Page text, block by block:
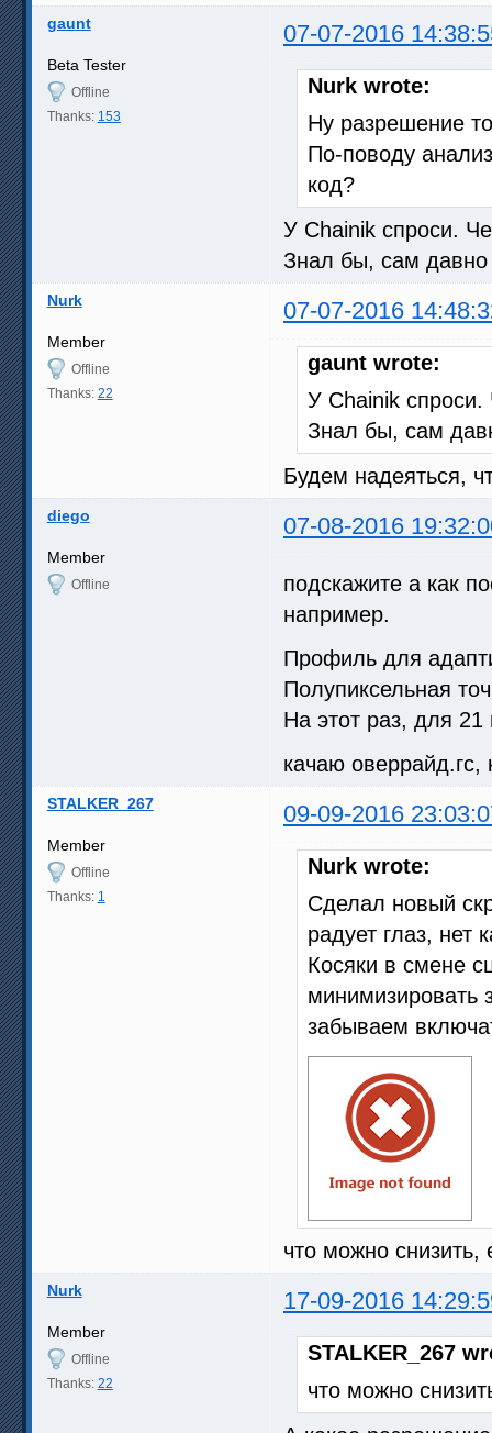
gaunt 07-07-2016
Beta Tester
Offline
Thanks: 153
Nurk wrote:
Ну разрешение
По-поводу
код?
У Chainik спроси.
Знал бы, сам
Nurk 07-07-2016
Member
Offline
Thanks: 22
gaunt wrote:
У Chainik
Знал бы, сам
Будем надеяться,
diego 07-08-2016
Member
Offline
подскажите а как
например.
Профиль для
Полупиксельная
На этот раз, для
качаю оверрайд.гс,
STALKER_267 09-09-2016
Member
Offline
Thanks: 1
Nurk wrote:
Сделал новый
радует глаз, нет
Косяки в смене
минимизировать
забываем
что можно снизить,
Nurk 17-09-2016
Member
Offline
Thanks: 22
STALKER_267
что можно